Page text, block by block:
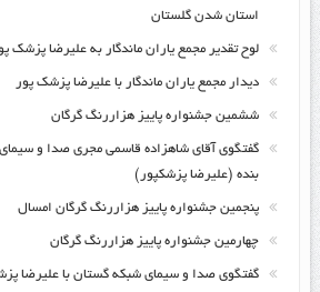
استان شدن گلستان
لوح تقدیر مجمع یاران ماندگار به علیرضا پزشک
دیدار مجمع یاران ماندگار با علیرضا پزشک پور
ششمین جشنواره پاییز هزاررنگ گرگان
گفتگوی آقای شاهزاده قاسمی مجری صدا و سیمای
بنده (علیرضا پزشکپور)
پنجمین جشنواره پاییز هزاررنگ گرگان امسال
چهارمین جشنواره پاییز هزاررنگ گرگان
گفتگوی صدا و سیمای شبکه گستان با علیرضا